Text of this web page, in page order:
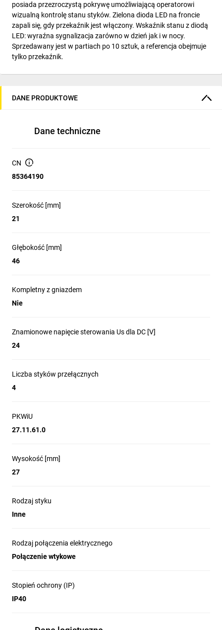
posiada przezroczystą pokrywę umożliwiającą operatorowi
wizualną kontrolę stanu styków. Zielona dioda LED na froncie
zapali się, gdy przekaźnik jest włączony. Wskaźnik stanu z diodą
LED: wyraźna sygnalizacja zarówno w dzień jak i w nocy.
Sprzedawany jest w partiach po 10 sztuk, a referencja obejmuje
tylko przekaźnik.
DANE PRODUKTOWE
Dane techniczne
CN
85364190
Szerokość [mm]
21
Głębokość [mm]
46
Kompletny z gniazdem
Nie
Znamionowe napięcie sterowania Us dla DC [V]
24
Liczba styków przełącznych
4
PKWiU
27.11.61.0
Wysokość [mm]
27
Rodzaj styku
Inne
Rodzaj połączenia elektrycznego
Połączenie wtykowe
Stopień ochrony (IP)
IP40